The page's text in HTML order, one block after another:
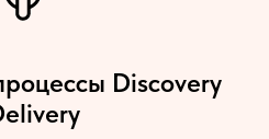
Discovery